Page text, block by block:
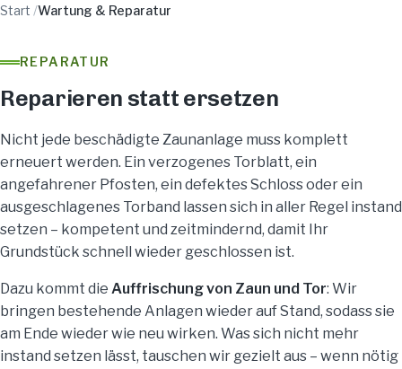
Start /Wartung & Reparatur
REPARATUR
Reparieren statt ersetzen
Nicht jede beschädigte Zaunanlage muss komplett
erneuert werden. Ein verzogenes Torblatt, ein
angefahrener Pfosten, ein defektes Schloss oder ein
ausgeschlagenes Torband lassen sich in aller Regel instand
setzen – kompetent und zeitmindernd, damit Ihr
Grundstück schnell wieder geschlossen ist.
Dazu kommt die Auffrischung von Zaun und Tor: Wir
bringen bestehende Anlagen wieder auf Stand, sodass sie
am Ende wieder wie neu wirken. Was sich nicht mehr
instand setzen lässt, tauschen wir gezielt aus – wenn nötig